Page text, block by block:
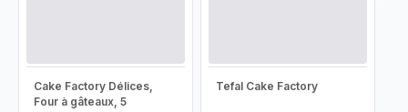
Cake Factory Délices,
Four à gâteaux, 5
Tefal Cake Factory